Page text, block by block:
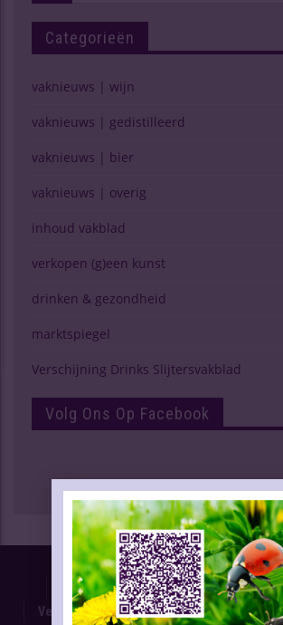
Categorieën
vaknieuws | wijn
vaknieuws | gedistilleerd
vaknieuws | bier
vaknieuws | overig
inhoud vakblad
verkopen (g)een kunst
drinken & gezondheid
marktspiegel
Verschijning Drinks Slijtersvakblad
Volg Ons Op Facebook
Proefnummer
Oplage &
Advertentietarieven
Technische
Verschijning Drinks Slijtersvakblad